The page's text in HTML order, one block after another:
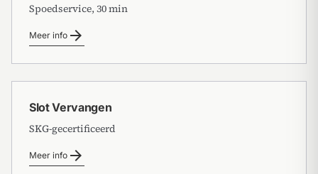
Spoedservice, 30 min
Meer info arrow_forward
Slot Vervangen
SKG-gecertificeerd
Meer info arrow_forward